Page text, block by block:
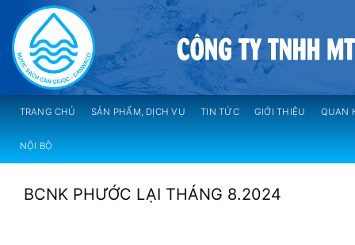
content
TRANG CHỦ SẢN PHẨM, DỊCH VỤ TIN TỨC GIỚI THIỆU QUAN
NỘI BỘ
BCNK PHƯỚC LẠI THÁNG 8.2024